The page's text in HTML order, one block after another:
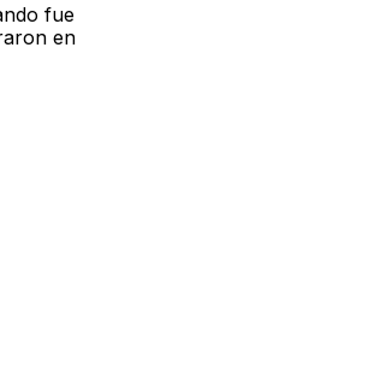
fue
en